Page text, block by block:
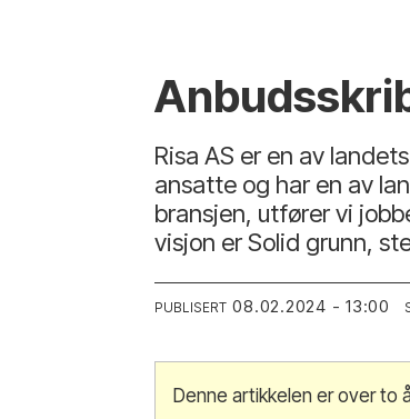
Risa AS er en av
ansatte og har en av
bransjen, utfører vi
visjon er Solid grunn,
PUBLISERT 08.02.2024 - 13:00
Denne artikkelen er over to